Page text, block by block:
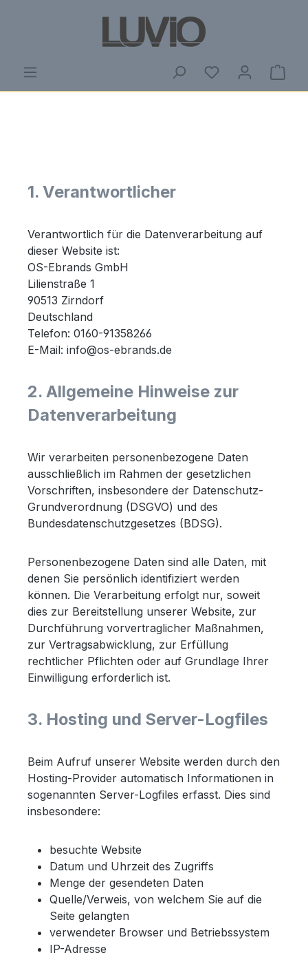
Zum Hauptinhalt springen
Du hast 0
1. Verantwortlicher
Verantwortlich für die Datenverarbeitung auf
dieser Website ist:
OS-Ebrands GmbH
Lilienstraße 1
90513 Zirndorf
Deutschland
Telefon: 0160-91358266
E-Mail: info@os-ebrands.de
2. Allgemeine Hinweise zur
Datenverarbeitung
Wir verarbeiten personenbezogene Daten
ausschließlich im Rahmen der gesetzlichen
Vorschriften, insbesondere der Datenschutz-
Grundverordnung (DSGVO) und des
Bundesdatenschutzgesetzes (BDSG).
Personenbezogene Daten sind alle Daten, mit
denen Sie persönlich identifiziert werden
können. Die Verarbeitung erfolgt nur, soweit
dies zur Bereitstellung unserer Website, zur
Durchführung vorvertraglicher Maßnahmen,
zur Vertragsabwicklung, zur Erfüllung
rechtlicher Pflichten oder auf Grundlage Ihrer
Einwilligung erforderlich ist.
3. Hosting und Server-Logfiles
Beim Aufruf unserer Website werden durch den
Hosting-Provider automatisch Informationen in
sogenannten Server-Logfiles erfasst. Dies sind
insbesondere:
besuchte Website
Datum und Uhrzeit des Zugriffs
Menge der gesendeten Daten
Quelle/Verweis, von welchem Sie auf die
Seite gelangten
verwendeter Browser und Betriebssystem
IP-Adresse